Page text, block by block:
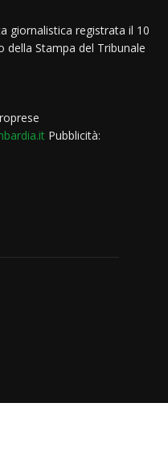
giornalistica registrata il 10
della Stampa del Tribunale
Pubblicità: